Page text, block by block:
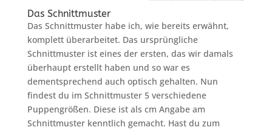
Das Schnittmuster
Das Schnittmuster habe ich, wie bereits erwähnt,
komplett überarbeitet. Das ursprüngliche
Schnittmuster ist eines der ersten, das wir damals
überhaupt erstellt haben und so war es
dementsprechend auch optisch gehalten. Nun
findest du im Schnittmuster 5 verschiedene
Puppengrößen. Diese ist als cm Angabe am
Schnittmuster kenntlich gemacht. Hast du zum